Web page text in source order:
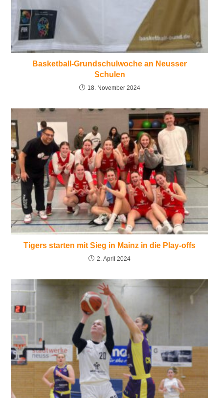
Basketball-Grundschulwoche an Neusser
Schulen
18. November 2024
Tigers starten mit Sieg in Mainz in die Play-offs
2. April 2024